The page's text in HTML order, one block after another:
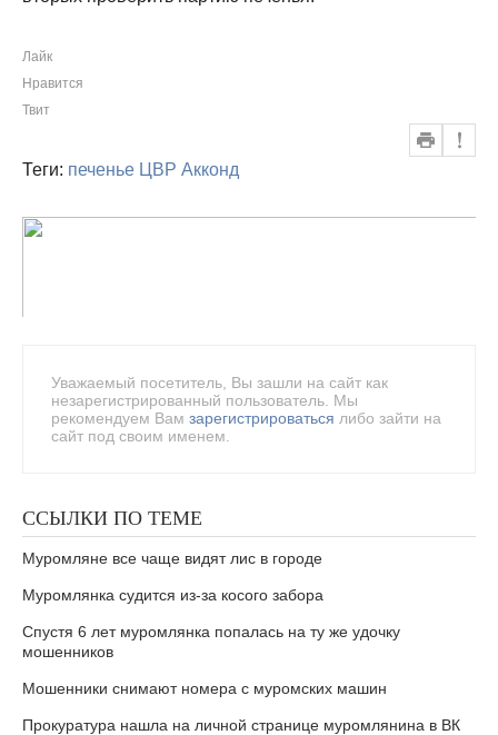
Лайк
Нравится
Твит
Теги: печенье ЦВР Акконд
Уважаемый посетитель, Вы зашли на сайт как
незарегистрированный пользователь. Мы
рекомендуем Вам зарегистрироваться либо зайти на
сайт под своим именем.
ССЫЛКИ ПО ТЕМЕ
Муромляне все чаще видят лис в городе
Муромлянка судится из-за косого забора
Спустя 6 лет муромлянка попалась на ту же удочку
мошенников
Мошенники снимают номера с муромских машин
Прокуратура нашла на личной странице муромлянина в ВК